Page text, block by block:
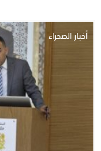
أخبار الصحراء